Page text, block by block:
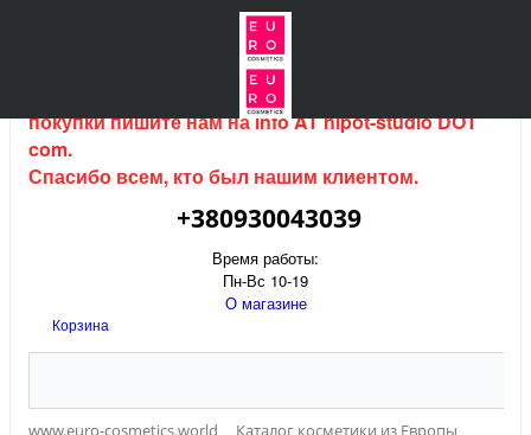
Интернет магазин (данный сайт) продается, для
покупки пишите нам наinfo AT hipot-studio DOT
com.
Спасибо всем, кто был нашим клиентом.
+380930043039
Время работы:
Пн-Вс 10-19
О магазине
Корзина
www.euro-cosmetics.world
Каталог косметики из Европы